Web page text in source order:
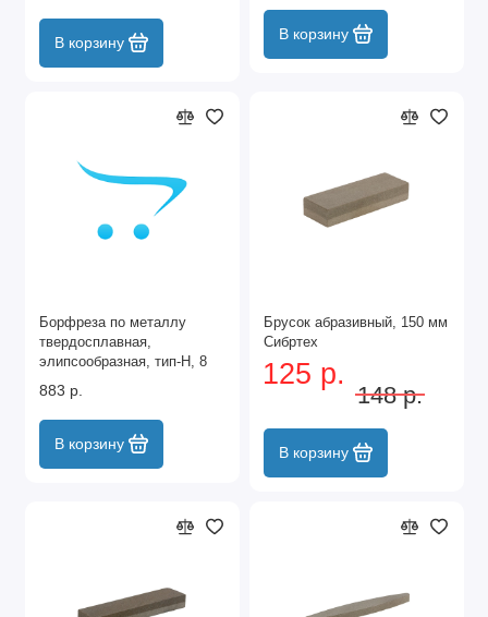
В корзину В корзину
Борфреза по металлу
твердосплавная,
элипсообразная, тип-H, 8
мм Denzel
883 р.
В корзину
Брусок абразивный, 150 мм
Сибртех
125 р.
148 р.
В корзину